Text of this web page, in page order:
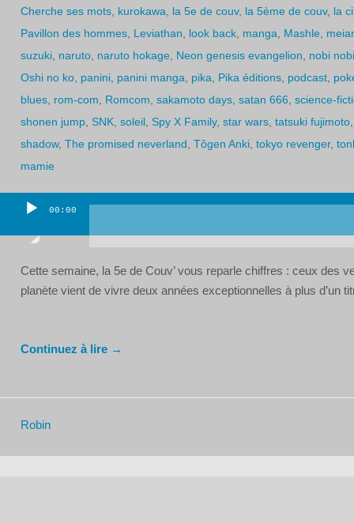
Cherche ses mots, kurokawa la 5e de couv, la 5ème de couv, la
Pavillon des hommes, Leviathan look back, manga Mashle,
suzuki, naruto, naruto hokage, Neon genesis evangelion
nobi nobi
Oshi no ko, panini, panini manga pika Pika éditions, podcast,
blues, rom-com Romcom sakamoto days, satan 666 science-
shonen jump, SNK, soleil, Spy X Family, star wars, tatsuki fujimoto
shadow, The promised neverland Tôgen Anki, tokyo revenger,
mamie
00:00
Cette semaine, la 5e de Couv’ vous reparle chiffres : ceux des
planète vient de vivre deux années exceptionnelles à plus d’un
Continuez à lire →
Robin